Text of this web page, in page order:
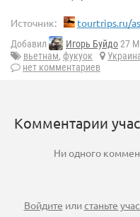
Источник: tourtrips.ru/
Добавил Игорь Буйдо27
вьетнам, фукуок
нет комментариев
Комментарии
Ни одного
Войдите илистаньте